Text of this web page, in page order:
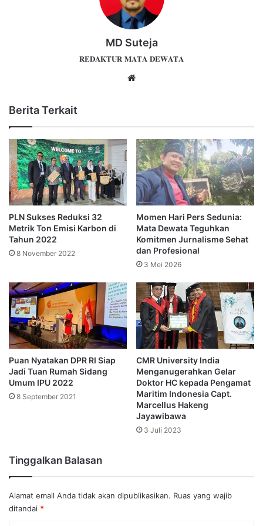
MD Suteja
𝐑𝐄𝐃𝐀𝐊𝐓𝐔𝐑 𝐌𝐀𝐓𝐀 𝐃𝐄𝐖𝐀𝐓𝐀
Berita Terkait
PLN Sukses Reduksi 32
Metrik Ton Emisi Karbon di
Tahun 2022
8 November 2022
Momen Hari Pers Sedunia:
Mata Dewata Teguhkan
Komitmen Jurnalisme Sehat
dan Profesional
3 Mei 2026
Puan Nyatakan DPR RI Siap
Jadi Tuan Rumah Sidang
Umum IPU 2022
8 September 2021
CMR University India
Menganugerahkan Gelar
Doktor HC kepada Pengamat
Maritim Indonesia Capt.
Marcellus Hakeng
Jayawibawa
3 Juli 2023
Tinggalkan Balasan
Alamat email Anda tidak akan dipublikasikan. Ruas yang wajib
ditandai *